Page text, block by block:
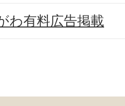
わ有料広告掲載